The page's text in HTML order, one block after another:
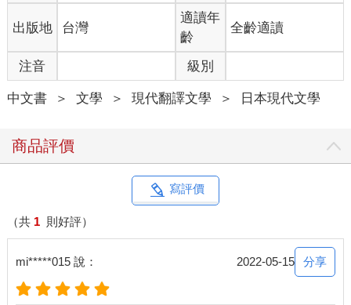
出版地 台灣
適讀年
齡
全齡適讀
注音 級別
中文書 ＞ 文學 ＞ 現代翻譯文學 ＞ 日本現代文學
商品評價
寫評價
（共 1 則好評）
mi*****015 說： 2022-05-15 分享